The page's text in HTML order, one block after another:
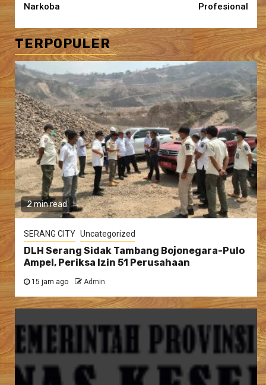
Narkoba
Profesional
TERPOPULER
2 min read
SERANG CITY Uncategorized
DLH Serang Sidak Tambang Bojonegara-Pulo
Ampel, Periksa Izin 51 Perusahaan
15 jam ago Admin